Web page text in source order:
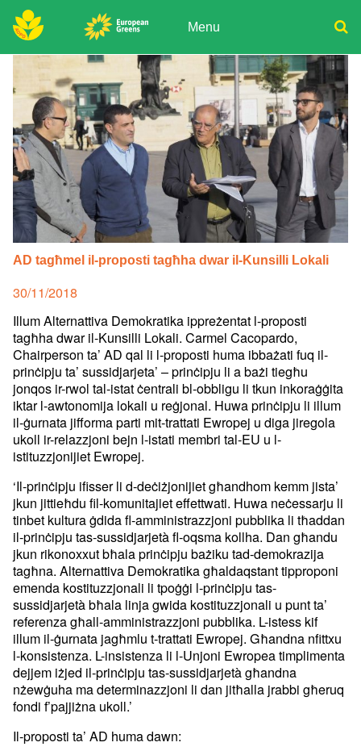
Skip
to
content Menu
Donate
Join
Media
Search
for:
AD tagħmel il-proposti tagħha dwar il-Kunsilli Lokali
Posted
30/11/2018
Illum Alternattiva Demokratika ippreżentat l-proposti
tagħha dwar il-Kunsilli Lokali. Carmel Cacopardo,
Chairperson ta’ AD qal li l-proposti huma ibbażati fuq il-
prinċipju ta’ sussidjarjeta’ – prinċipju li a bażi tiegħu
jonqos ir-rwol tal-istat ċentrali bl-obbligu li tkun inkoraġġita
iktar l-awtonomija lokali u reġjonal. Huwa prinċipju li illum
il-ġurnata jifforma parti mit-trattati Ewropej u diga jiregola
ukoll ir-relazzjoni bejn l-istati membri tal-EU u l-
istituzzjonijiet Ewropej.
‘Il-prinċipju ifisser li d-deċiżjonijiet għandhom kemm jista’
jkun jittieħdu fil-komunitajiet effettwati. Huwa neċessarju li
tinbet kultura ġdida fl-amministrazzjoni pubblika li tħaddan
il-prinċipju tas-sussidjarjetà fl-oqsma kollha. Dan għandu
jkun rikonoxxut bħala prinċipju bażiku tad-demokrazija
tagħna. Alternattiva Demokratika għaldaqstant tipproponi
emenda kostituzzjonali li tpoġġi l-prinċipju tas-
sussidjarjetà bħala linja gwida kostituzzjonali u punt ta’
referenza għall-amministrazzjoni pubblika. L-istess kif
illum il-ġurnata jagħmlu t-trattati Ewropej. Għandna nfittxu
l-konsistenza. L-insistenza li l-Unjoni Ewropea timplimenta
dejjem iżjed il-prinċipju tas-sussidjarjetà għandna
nżewġuha ma determinazzjoni li dan jitħalla jrabbi għeruq
fondi f’pajjiżna ukoll.’
Il-proposti ta’ AD huma dawn: